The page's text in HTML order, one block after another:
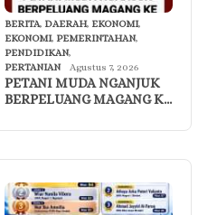
BERITA, DAERAH, EKONOMI,
EKONOMI, PEMERINTAHAN,
PENDIDIKAN,
PERTANIAN
Agustus 7, 2026
PETANI MUDA NGANJUK
BERPELUANG MAGANG K…